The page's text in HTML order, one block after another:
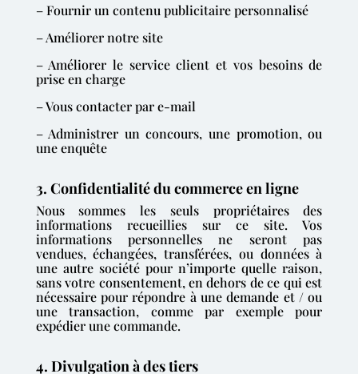
– Fournir un contenu publicitaire personnalisé
– Améliorer notre site
– Améliorer le service client et vos besoins de
prise en charge
– Vous contacter par e-mail
– Administrer un concours, une promotion, ou
une enquête
3. Confidentialité du commerce en ligne
Nous sommes les seuls propriétaires des
informations recueillies sur ce site. Vos
informations personnelles ne seront pas
vendues, échangées, transférées, ou données à
une autre société pour n’importe quelle raison,
sans votre consentement, en dehors de ce qui est
nécessaire pour répondre à une demande et / ou
une transaction, comme par exemple pour
expédier une commande.
4. Divulgation à des tiers